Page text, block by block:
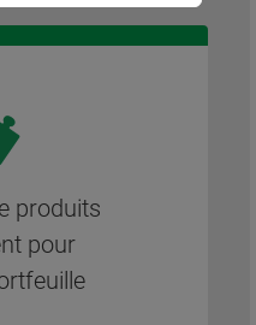
produits
pour